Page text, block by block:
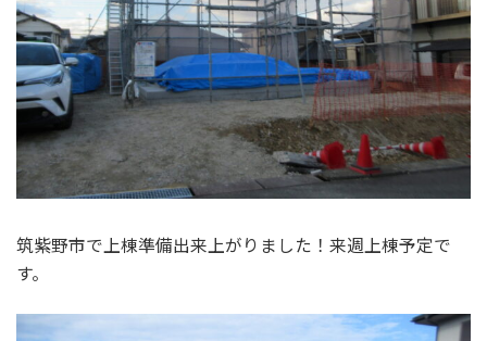
筑紫野市で上棟準備出来上がりました！来週上棟予定で
す。